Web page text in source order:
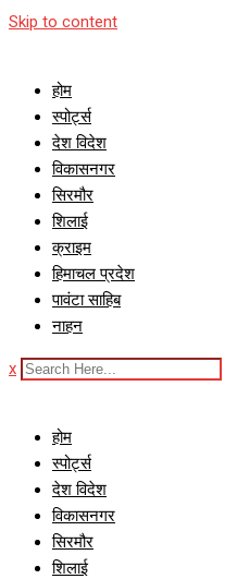
Skip to content
होम
स्पोर्ट्स
देश विदेश
विकासनगर
सिरमौर
शिलाई
क्राइम
हिमाचल प्रदेश
पावंटा साहिब
नाहन
x
होम
स्पोर्ट्स
देश विदेश
विकासनगर
सिरमौर
शिलाई